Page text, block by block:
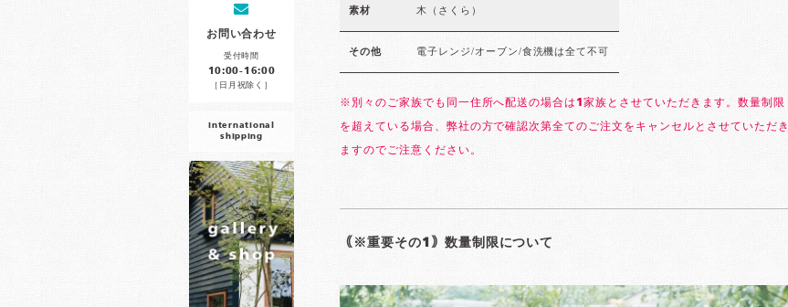
お問い合わせ
受付時間
10:00-16:00
［日月祝除く］
international
shipping
素材 木（さくら）
その他 電子レンジ/オーブン/食洗機は全て不可
※別々のご家族でも同一住所へ配送の場合は1家族とさせていただきます。数量制限
を超えている場合、弊社の方で確認次第全てのご注文をキャンセルとさせていただき
ますのでご注意ください。
｟※重要その1｠数量制限について